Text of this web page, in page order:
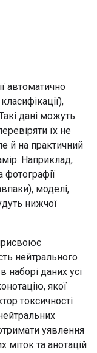
автоматично
дані можуть
їх не
й на практичний
Наприклад,
моделі,
нижчої
нейтрального
даних усі
якої
токсичності
уявлення
міток та анотацій